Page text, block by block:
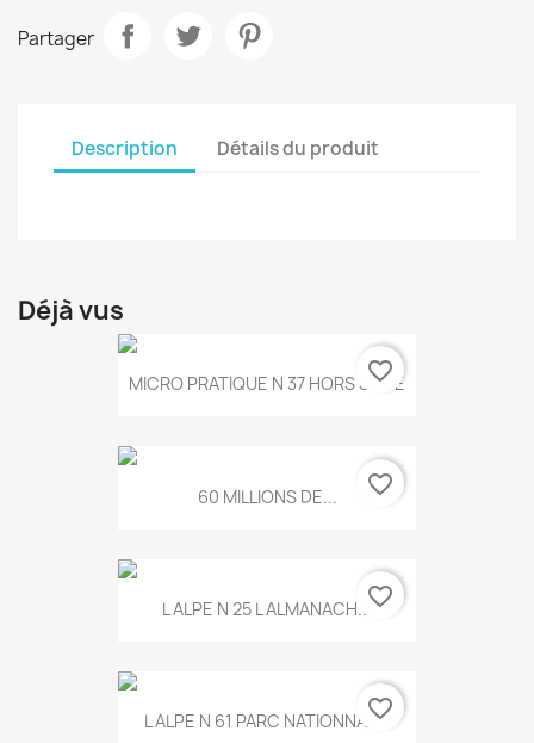
Partager
Description Détails du produit
Déjà vus
MICRO PRATIQUE N 37 HORS SERIE
favorite_border
60 MILLIONS DE... favorite_border
L ALPE N 25 L ALMANACH...favorite_border
L ALPE N 61 PARC NATIONNAL...
favorite_border